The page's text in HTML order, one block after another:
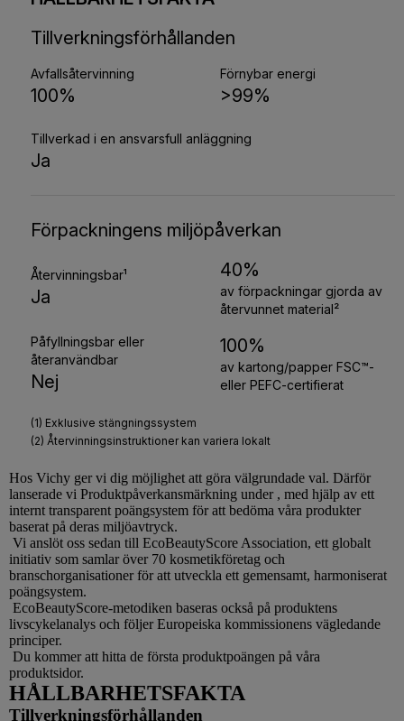
Hos Vichy ger vi dig möjlighet att göra välgrundade val. Därför
lanserade vi Produktpåverkansmärkning under , med hjälp av ett
internt transparent poängsystem för att bedöma våra produkter
baserat på deras miljöavtryck.
Vi anslöt oss sedan till EcoBeautyScore Association, ett globalt
initiativ som samlar över 70 kosmetikföretag och
branschorganisationer för att utveckla ett gemensamt, harmoniserat
poängsystem.
EcoBeautyScore-metodiken baseras också på produktens
livscykelanalys och följer Europeiska kommissionens vägledande
principer.
Du kommer att hitta de första produktpoängen på våra
produktsidor.
HÅLLBARHETSFAKTA
Tillverkningsförhållanden